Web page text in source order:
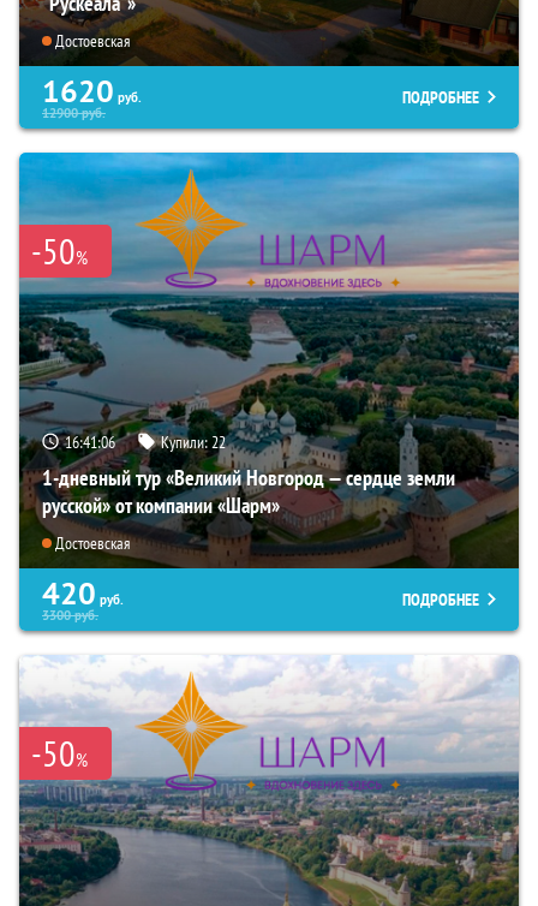
Достоевская
1620 руб.
12900руб.
ПОДРОБНЕЕ
-50%
16:41:04 Купили:22
1-дневный тур «Великий Новгород — сердце земли
русской» от компании «Шарм»
Достоевская
420 руб.
3300руб.
ПОДРОБНЕЕ
-50%